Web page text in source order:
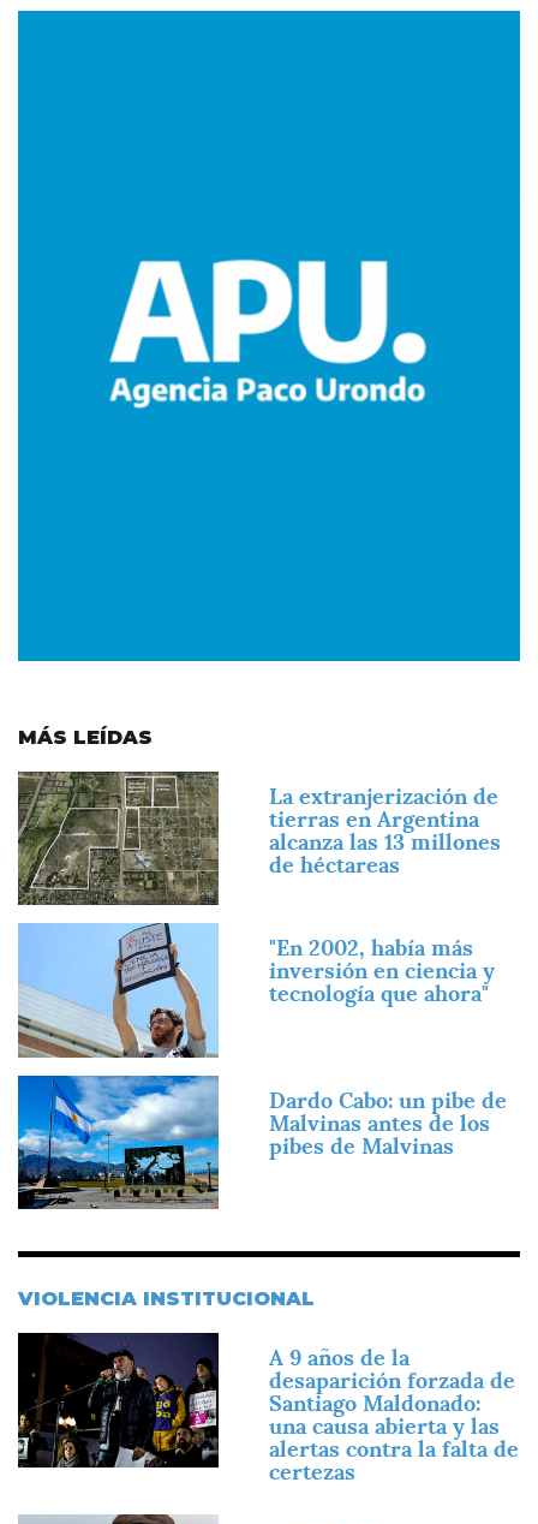
MÁS LEÍDAS
Imagen
La extranjerización de
tierras en Argentina
alcanza las 13 millones
de héctareas
"En 2002, había más
inversión en ciencia y
tecnología que ahora"
Imagen
Dardo Cabo: un pibe de
Malvinas antes de los
pibes de Malvinas
VIOLENCIA INSTITUCIONAL
Imagen
A 9 años de la
desaparición forzada de
Santiago Maldonado:
una causa abierta y las
alertas contra la falta de
certezas